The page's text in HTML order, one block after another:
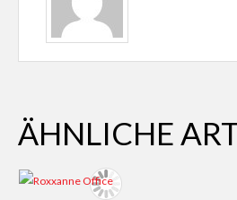
ÄHNLICHE